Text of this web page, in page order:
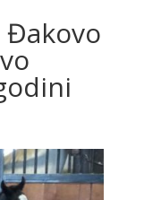
Đakovo